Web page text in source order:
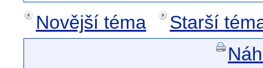
Novější téma
Starší